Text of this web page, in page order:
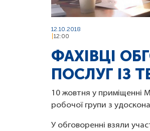
12.10.2018
12:00
ФАХІВЦІ
ПОСЛУГ ІЗ
10 жовтня у приміщенні
робочої групи з
У обговоренні взяли